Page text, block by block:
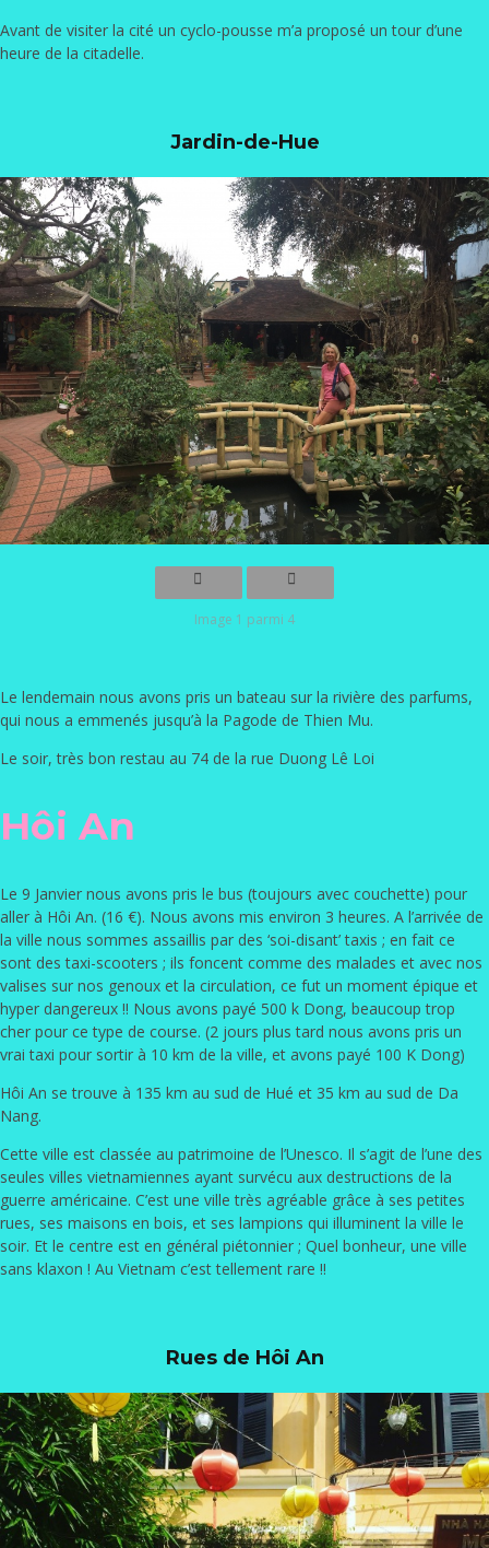
Avant de visiter la cité un cyclo-pousse m’a proposé un tour d’une
heure de la citadelle.
Jardin-de-Hue
Image 1 parmi 4
Le lendemain nous avons pris un bateau sur la rivière des parfums,
qui nous a emmenés jusqu’à la Pagode de Thien Mu.
Le soir, très bon restau au 74 de la rue Duong Lê Loi
Hôi An
Le 9 Janvier nous avons pris le bus (toujours avec couchette) pour
aller à Hôi An. (16 €). Nous avons mis environ 3 heures. A l’arrivée de
la ville nous sommes assaillis par des ‘soi-disant’ taxis ; en fait ce
sont des taxi-scooters ; ils foncent comme des malades et avec nos
valises sur nos genoux et la circulation, ce fut un moment épique et
hyper dangereux !! Nous avons payé 500 k Dong, beaucoup trop
cher pour ce type de course. (2 jours plus tard nous avons pris un
vrai taxi pour sortir à 10 km de la ville, et avons payé 100 K Dong)
Hôi An se trouve à 135 km au sud de Hué et 35 km au sud de Da
Nang.
Cette ville est classée au patrimoine de l’Unesco. Il s’agit de l’une des
seules villes vietnamiennes ayant survécu aux destructions de la
guerre américaine. C’est une ville très agréable grâce à ses petites
rues, ses maisons en bois, et ses lampions qui illuminent la ville le
soir. Et le centre est en général piétonnier ; Quel bonheur, une ville
sans klaxon ! Au Vietnam c’est tellement rare !!
Rues de Hôi An